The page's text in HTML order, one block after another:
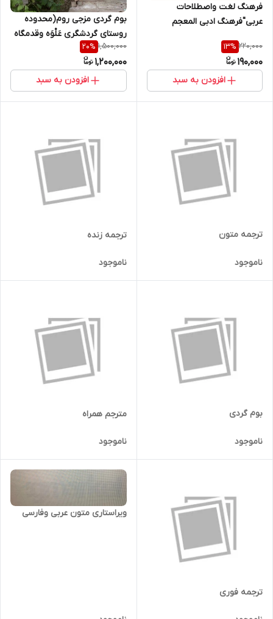
فرهنگ لغت واصطلاحات
عربی"فرهنگ ادبی المعجم
فارسی(ارسال رایگان با پست)
220,000
13%
190,000
افزودن به سبد
بوم گردی مزجی روم(محدوده
روستای گردشگری عَلْوَه وقدمگاه
نبی صالح کارون خوزستان)
1,500,000
20%
1,200,000
افزودن به سبد
ترجمه متون
ناموجود
ترجمه زنده
ناموجود
بوم گردی
ناموجود
مترجم همراه
ناموجود
ترجمه فوری
ویراستاری متون عربی وفارسی